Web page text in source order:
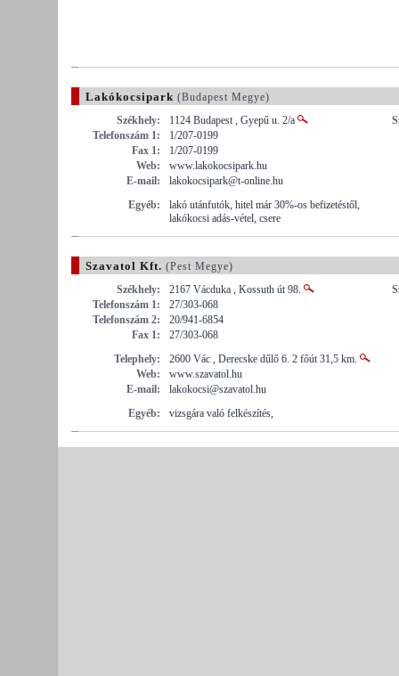
Lakókocsipark (Budapest Megye)
Székhely:
1124 Budapest , Gyepű u. 2/a
Telefonszám 1:
1/207-0199
Fax 1:
1/207-0199
Web:
www.lakokocsipark.hu
E-mail:
lakokocsipark@t-online.hu
Egyéb:
lakó utánfutók, hitel már 30%-os befizetéstől,
lakókocsi adás-vétel, csere
Szavatol Kft. (Pest Megye)
Székhely:
2167 Vácduka , Kossuth út 98.
Telefonszám 1:
27/303-068
Telefonszám 2:
20/941-6854
Fax 1:
27/303-068
Telephely:
2600 Vác , Derecske dűlő 6. 2 főút 31,5 km.
Web:
www.szavatol.hu
E-mail:
lakokocsi@szavatol.hu
Egyéb:
vizsgára való felkészítés,